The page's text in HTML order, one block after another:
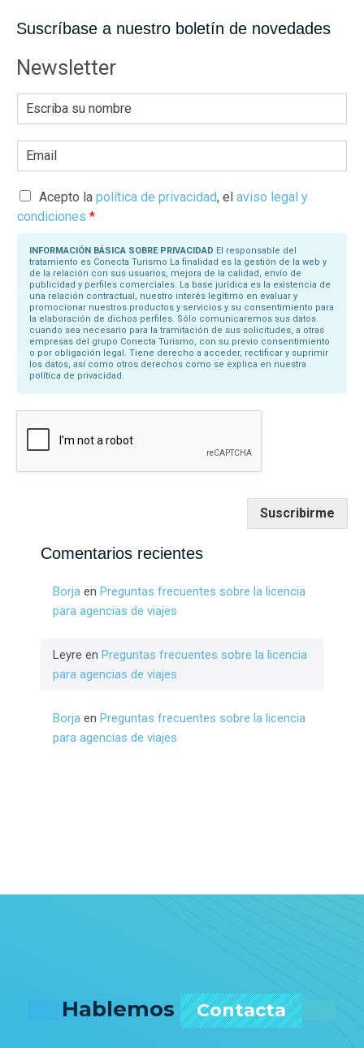
Suscríbase a nuestro boletín de novedades
Newsletter
E
c
a
u
o
m
E
a
Acepto la política de privacidad, el aviso legal y
condiciones *
INFORMACIÓN BÁSICA SOBRE PRIVACIDAD El responsable del
tratamiento es Conecta Turismo La finalidad es la gestión de la web y
de la relación con sus usuarios, mejora de la calidad, envío de
publicidad y perfiles comerciales. La base jurídica es la existencia de
una relación contractual, nuestro interés legítimo en evaluar y
promocionar nuestros productos y servicios y su consentimiento para
la elaboración de dichos perfiles. Sólo comunicaremos sus datos
cuando sea necesario para la tramitación de sus solicitudes, a otras
empresas del grupo Conecta Turismo, con su previo consentimiento
o por obligación legal. Tiene derecho a acceder, rectificar y suprimir
los datos, así como otros derechos como se explica en nuestra
política de privacidad.
Suscribirme
Comentarios recientes
Borja en Preguntas frecuentes sobre la licencia
para agencias de viajes
Leyre en Preguntas frecuentes sobre la licencia
para agencias de viajes
Borja en Preguntas frecuentes sobre la licencia
para agencias de viajes
Hablemos Contacta